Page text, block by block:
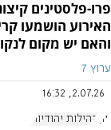
פרו-פלסטינים
האירוע הושמעו
והאם יש מקום
ערוץ 7
2.07.26, 16:32
יוון קהילות יהודיות